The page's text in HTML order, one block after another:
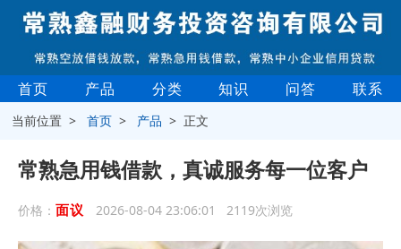
首页 产品 分类 知识 问答 联系
当前位置 >首页 > 产品 > 正文
常熟急用钱借款，真诚服务每一位客户
价格： 面议 2026-08-04 23:06:01 2119次浏览